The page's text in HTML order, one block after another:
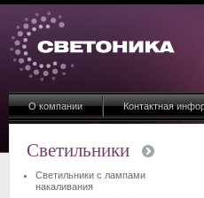
О компании Контактная
Светильники
Светильники с лампами
накаливания